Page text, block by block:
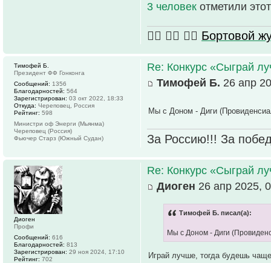
3 человек отметили
🏴‍☠️ 🏴‍☠️ 🏴‍☠️ Бортовой
Re: Конкурс «Сыграй
Тимофей Б. 26 апр
Мы с Доном - Диги
За Россию!!! За
Тимофей Б.
Президент ФФ Гонконга
Сообщений: 1356
Благодарностей: 564
Зарегистрирован: 03 окт 2022, 18:33
Откуда: Череповец, Россия
Рейтинг: 598
Министри оф Энерги (Мьянма)
Череповец (Россия)
Фьючер Старз (Южный Судан)
Re: Конкурс «Сыграй
Диоген 26 апр 2025,
Тимофей Б. писал(а):
Мы с Доном - Диги
Играй лучше, тогда будешь
Диоген
Профи
Сообщений: 616
Благодарностей: 813
Зарегистрирован: 29 ноя 2024, 17:10
Рейтинг: 702